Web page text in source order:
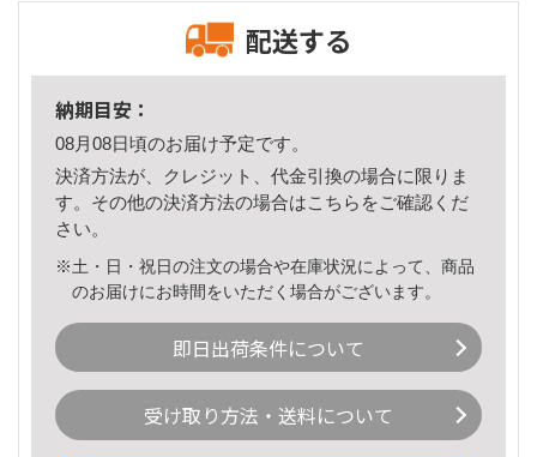
配送する
納期目安：
08月08日頃のお届け予定です。
決済方法が、クレジット、代金引換の場合に限りま
す。その他の決済方法の場合はこちら をご確認くだ
さい。
※土・日・祝日の注文の場合や在庫状況によって、商品
のお届けにお時間をいただく場合がございます。
即日出荷条件について
受け取り方法・送料について